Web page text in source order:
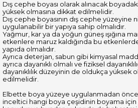
Dış cephe boyası olarak alınacak boyadaki
yüksek olmasına dikkat edilmelidir.
Dış cephe boyasının dış cephe yüzeyine
uygulanabilir bir yapıya sahip olmalıdır.
Yağmur, kar ya da yoğun güneş ışığına
etkenlere maruz kaldığında bu
yapıda olmalıdır.
Ayrıca deterjan, sabun gibi kimyasal
ayrıca dayanıklı olmalı ve fiziksel
dayanıklılık düzeyinin de oldukça yüksek
edilmelidir.
Elbette boya yüzeye uygulanmadan
inceltici hangi boya çeşidinin boyama